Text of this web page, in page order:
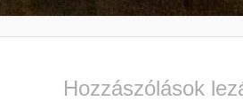
Hozzászólások